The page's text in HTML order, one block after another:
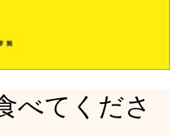
べてくださ